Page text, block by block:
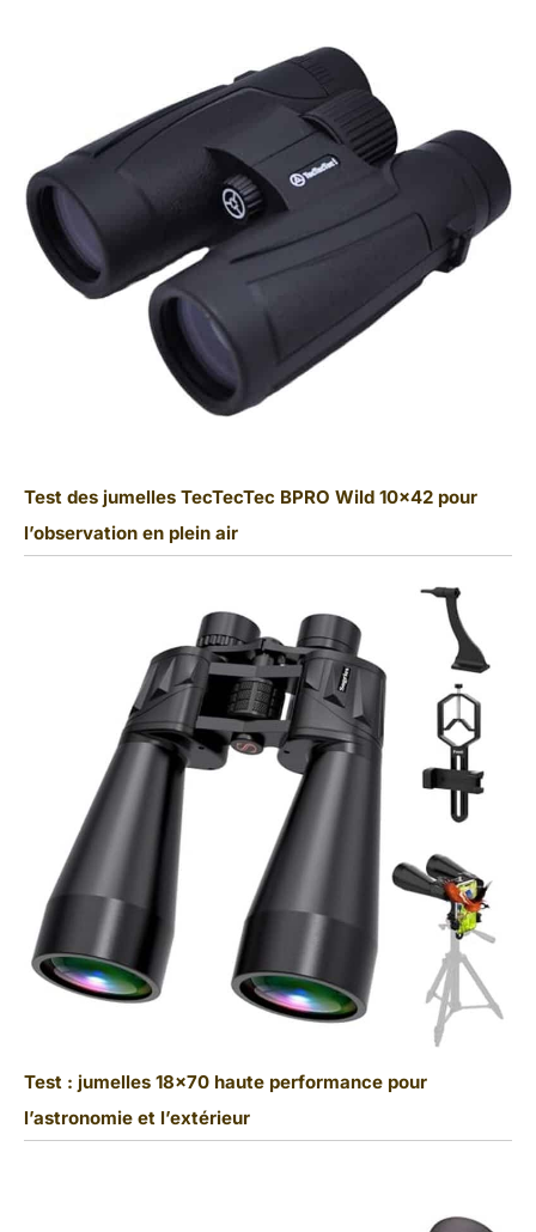
Test des jumelles TecTecTec BPRO Wild 10×42 pour
l’observation en plein air
Test : jumelles 18×70 haute performance pour
l’astronomie et l’extérieur